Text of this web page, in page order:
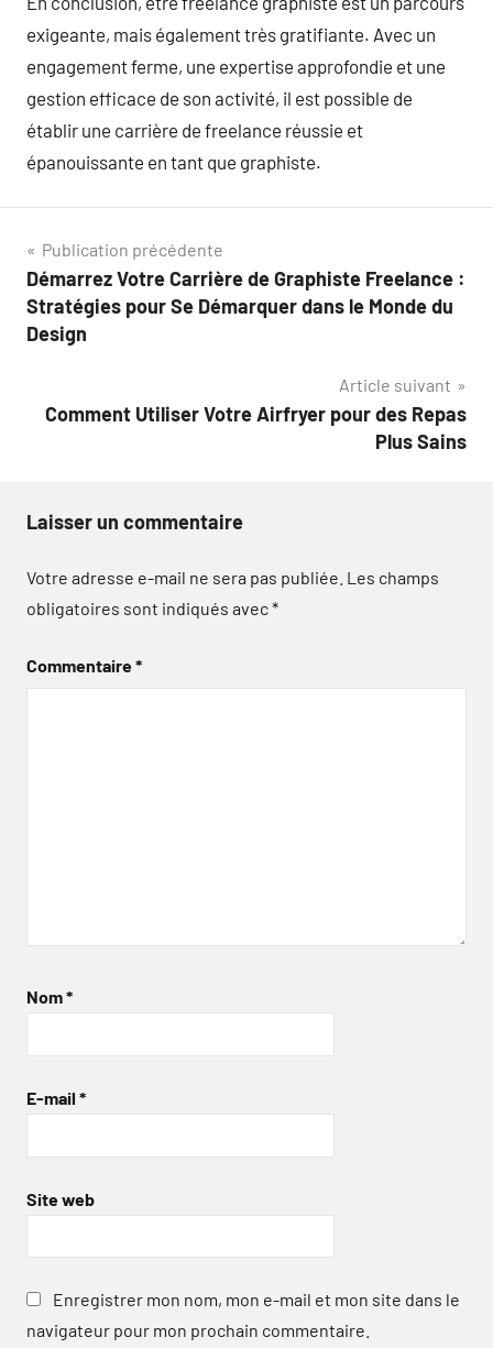
exigeante, mais également très gratifiante. Avec un
engagement ferme, une expertise approfondie et une
gestion efficace de son activité, il est possible de
établir une carrière de freelance réussie et
épanouissante en tant que graphiste.
Navigation
de
l’article
Publication précédente
Démarrez Votre Carrière de Graphiste Freelance :
Stratégies pour Se Démarquer dans le Monde du
Design
Article suivant
Comment Utiliser Votre Airfryer pour des Repas
Plus Sains
Laisser un commentaire
Votre adresse e-mail ne sera pas publiée. Les champs
obligatoires sont indiqués avec*
Commentaire*
Nom*
E-mail *
Site web
Enregistrer mon nom, mon e-mail et mon site dans le
navigateur pour mon prochain commentaire.